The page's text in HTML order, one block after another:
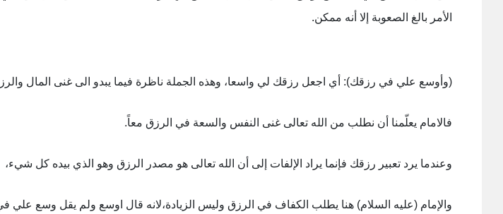
الأمر بالغ الصعوبة إلا أنه ممكن.
(وأوسع علي في رزقك): أي اجعل رزقك لي واسعا، وهذه الجملة ناظرة فيما يبدو الى غنى المال
فالامام يعلّمنا أن نطلب من الله تعالى غنی النفس والسعة في الرزق معاً.
وعندما يرد تعبير رزقك فإنما يراد الإلفات إلی أن الله تعالی هو مصدر الرزق وهو الذي بيده كل شيء،
والإمام (عليه السلام) هنا يطلب الكفاف في الرزق وليس الزيادة،لانه قال اوسع ولم يقل وسع علي